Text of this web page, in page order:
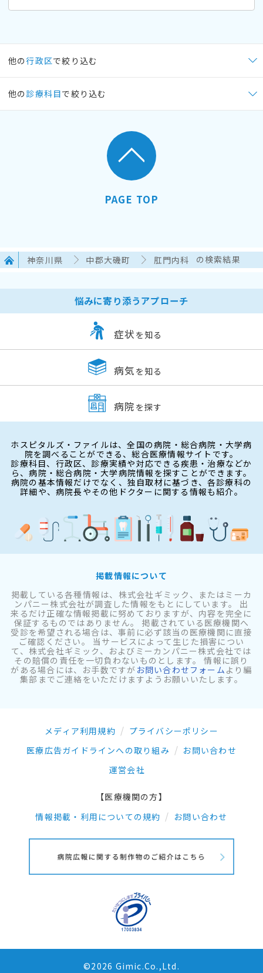
他の行政区で絞り込む
他の 診療科目で絞り込む
PAGE TOP
神奈川県 中郡大磯町 肛門内科 の検索結果
悩みに寄り添うアプローチ
症状 を知る
病気 を知る
病院 を探す
ホスピタルズ・ファイルは、全国の病院・総合病院・大学病
院を調べることができる、総合医療情報サイトです。
診療科目、行政区、診療実績や対応できる疾患・治療などか
ら、病院・総合病院・大学病院情報を探すことができます。
病院の基本情報だけでなく、独自取材に基づき、各診療科の
詳細や、病院長やその他ドクターに関する情報も紹介。
掲載情報について
掲載している各種情報は、株式会社ギミック、またはミーカ
ンパニー株式会社が調査した情報をもとにしています。 出
来るだけ正確な情報掲載に努めておりますが、内容を完全に
保証するものではありません。 掲載されている医療機関へ
受診を希望される場合は、事前に必ず該当の医療機関に直接
ご確認ください。 当サービスによって生じた損害につい
て、株式会社ギミック、およびミーカンパニー株式会社では
その賠償の責任を一切負わないものとします。 情報に誤り
がある場合には、お手数ですが お問い合わせフォーム より編
集部までご連絡をいただけますようお願いいたします。
メディア利用規約
プライバシーポリシー
医療広告ガイドラインへの取り組み
お問い合わせ
運営会社
【医療機関の方】
情報掲載・利用についての規約
お問い合わせ
©2026 Gimic.Co.,Ltd.